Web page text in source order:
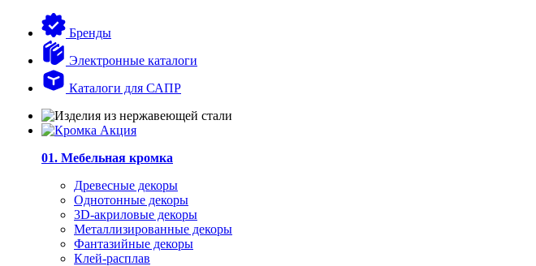
Бренды
Электронные каталоги
Каталоги для САПР
01. Мебельная кромка
Древесные декоры
Однотонные декоры
3D-акриловые декоры
Металлизированные декоры
Фантазийные декоры
Клей-расплав